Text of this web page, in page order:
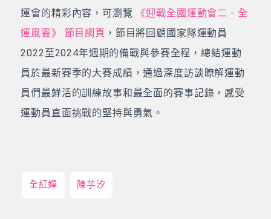
運會的精彩內容，可瀏覽 《迎戰全國運動會二 - 全
運風雲》 節目網頁 ，節目將回顧國家隊運動員
2022至2024年週期的備戰與參賽全程，總結運動
員於最新賽季的大賽成績，通過深度訪談瞭解運動
員們最鮮活的訓練故事和最全面的賽事記錄，感受
運動員直面挑戰的堅持與勇氣。
全紅嬋 陳芋汐